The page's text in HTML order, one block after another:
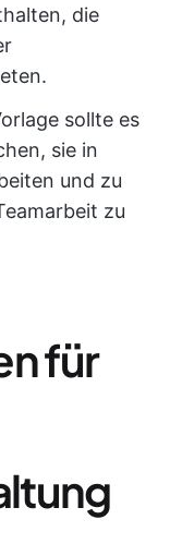
die
sollte es
sie in
und zu
zu
für